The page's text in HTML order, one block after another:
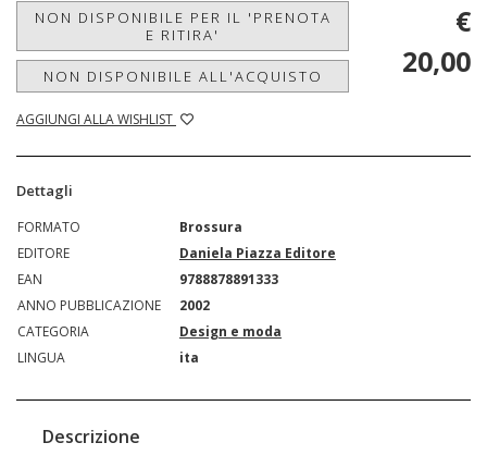
NON DISPONIBILE PER IL 'PRENOTA
E RITIRA'
NON DISPONIBILE ALL'ACQUISTO
AGGIUNGI ALLA WISHLIST
€
20,00
Dettagli
FORMATO
Brossura
EDITORE
Daniela Piazza Editore
EAN
9788878891333
ANNO PUBBLICAZIONE
2002
CATEGORIA
Design e moda
LINGUA
ita
Descrizione